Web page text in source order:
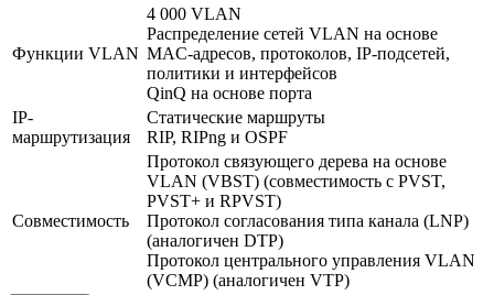
Функции VLAN
4 000 VLAN
Распределение сетей VLAN на основе
MAC-адресов, протоколов, IP-подсетей,
политики и интерфейсов
QinQ на основе порта
IP-
маршрутизация
Статические маршруты
RIP, RIPng и OSPF
Совместимость
Протокол связующего дерева на основе
VLAN (VBST) (совместимость с PVST,
PVST+ и RPVST)
Протокол согласования типа канала (LNP)
(аналогичен DTP)
Протокол центрального управления VLAN
(VCMP) (аналогичен VTP)